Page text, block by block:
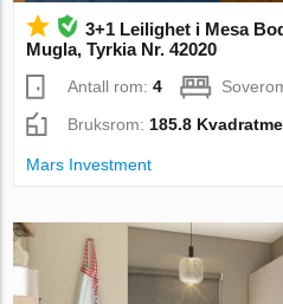
3+1 Leilighet i Mesa
Mugla, Tyrkia Nr. 42020
Antall rom:4
Bruksrom: 185.8
Mars Investment